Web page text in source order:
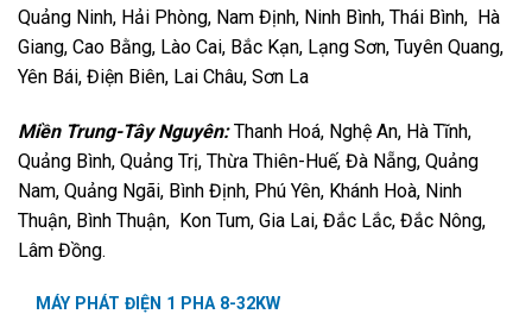
Quảng Ninh, Hải Phòng, Nam Định, Ninh Bình, Thái Bình, Hà
Giang, Cao Bằng, Lào Cai, Bắc Kạn, Lạng Sơn, Tuyên Quang,
Yên Bái, Điện Biên, Lai Châu, Sơn La
Miền Trung-Tây Nguyên:Thanh Hoá, Nghệ An, Hà Tĩnh,
Quảng Bình, Quảng Trị, Thừa Thiên-Huế, Đà Nẵng, Quảng
Nam, Quảng Ngãi, Bình Định, Phú Yên, Khánh Hoà, Ninh
Thuận, Bình Thuận, Kon Tum, Gia Lai, Đắc Lắc, Đắc Nông,
Lâm Đồng.
MÁY PHÁT ĐIỆN 1 PHA 8-32KW